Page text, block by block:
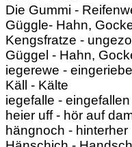
Die Gummi -
Güggle- Hahn,
Kengsfratze -
Güggel - Hahn,
iegerewe -
Käll - Kälte
iegefalle - eingefallen
heier uff - hör auf
hängnoch - hinterher